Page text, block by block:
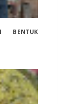
BENTUK